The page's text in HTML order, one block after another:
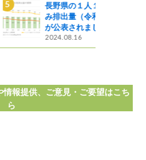
の１人１日当たりのご
量（令和４年度実績）
されました
情報提供、ご意見・ご要望はこち
ら